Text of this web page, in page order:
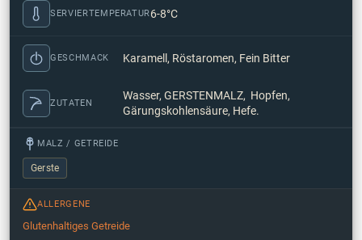
SERVIERTEMPERATUR6-8°C
GESCHMACK Karamell, Röstaromen, Fein Bitter
ZUTATEN
Wasser, GERSTENMALZ, Hopfen,
Gärungskohlensäure, Hefe.
MALZ / GETREIDE
Gerste
ALLERGENE
Glutenhaltiges Getreide